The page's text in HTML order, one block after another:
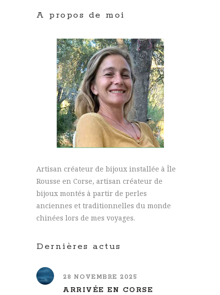
A propos de moi
Artisan créateur de bijoux installée à Île
Rousse en Corse, artisan créateur de
bijoux montés à partir de perles
anciennes et traditionnelles du monde
chinées lors de mes voyages.
Dernières actus
28 NOVEMBRE 2025
ARRIVÉE EN CORSE